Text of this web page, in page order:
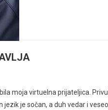
moja virtuelna prijateljica.
je sočan, a duh vedar i